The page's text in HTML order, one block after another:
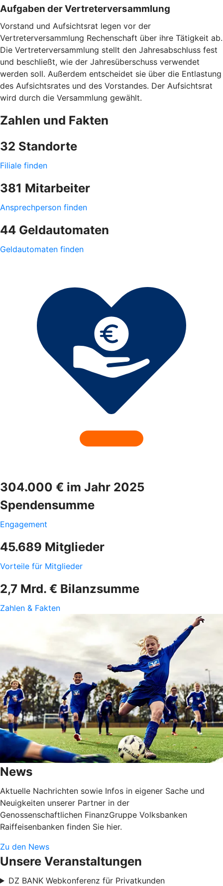
Aufgaben der Vertreterversammlung
Vorstand und Aufsichtsrat legen vor der
Vertreterversammlung Rechenschaft über ihre Tätigkeit ab.
Die Vertreterversammlung stellt den Jahresabschluss fest
und beschließt, wie der Jahresüberschuss verwendet
werden soll. Außerdem entscheidet sie über die Entlastung
des Aufsichtsrates und des Vorstandes. Der Aufsichtsrat
wird durch die Versammlung gewählt.
Zahlen und Fakten
32 Standorte
Filiale finden
381 Mitarbeiter
Ansprechperson finden
44 Geldautomaten
Geldautomaten finden
304.000 € im Jahr 2025
Spendensumme
Engagement
45.689 Mitglieder
Vorteile für Mitglieder
2,7 Mrd. € Bilanzsumme
Zahlen & Fakten
News
Aktuelle Nachrichten sowie Infos in eigener Sache und
Neuigkeiten unserer Partner in der
Genossenschaftlichen FinanzGruppe Volksbanken
Raiffeisenbanken finden Sie hier.
Zu den News
Unsere Veranstaltungen
DZ BANK Webkonferenz für Privatkunden